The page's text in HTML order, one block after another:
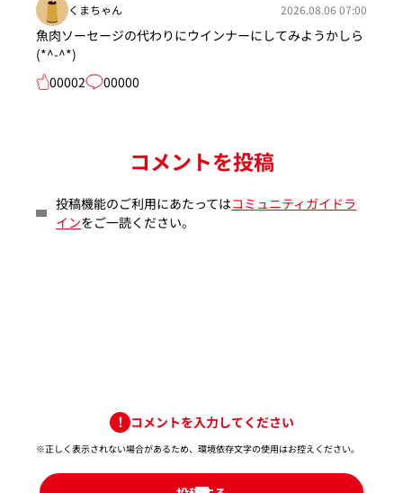
くまちゃん 2026.08.06 07:00
魚肉ソーセージの代わりにウインナーにしてみようかしら
(*^-^*)
00002
00000
コメントを投稿
投稿機能のご利用にあたってはコミュニティガイドラ
インをご一読ください。
コメントを入力してください
※正しく表示されない場合があるため、環境依存文字の使用はお控えください。​